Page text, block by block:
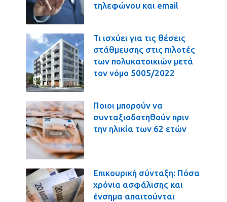
τηλεφώνου και email
Τι ισχύει για τις θέσεις
στάθμευσης στις πιλοτές
των πολυκατοικιών μετά
τον νόμο 5005/2022
Ποιοι μπορούν να
συνταξιοδοτηθούν πριν
την ηλικία των 62 ετών
Επικουρική σύνταξη: Πόσα
χρόνια ασφάλισης και
ένσημα απαιτούνται